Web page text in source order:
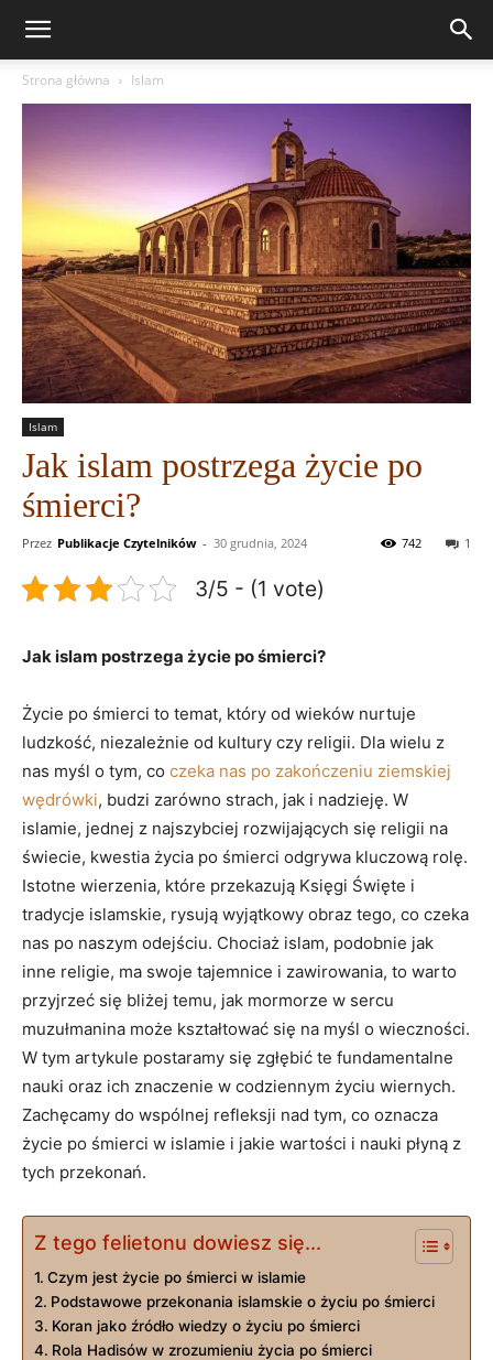
Strona główna Islam
Islam
Jak islam postrzega życie po
śmierci?
Przez Publikacje Czytelników - 30 grudnia, 2024 1
742
3/5 - (1 vote)
Jak islam postrzega życie ⁣po śmierci?
Życie po śmierci to temat, który od wieków nurtuje
ludzkość,​ niezależnie od kultury czy religii. Dla wielu z
nas myśl o tym, co czeka nas po zakończeniu ziemskiej
wędrówki, budzi zarówno strach, jak i nadzieję. W
islamie, jednej z najszybciej rozwijających się‍ religii na⁣
świecie, kwestia życia po śmierci odgrywa kluczową rolę.
Istotne wierzenia, które przekazują Księgi Święte i
tradycje islamskie, rysują wyjątkowy obraz tego, co czeka
nas po naszym odejściu. Chociaż islam, podobnie jak
inne religie, ma swoje tajemnice i zawirowania, to warto
przyjrzeć się bliżej temu, jak mormorze w sercu
muzułmanina może kształtować się na myśl ​o wieczności.
W tym artykule postaramy się⁤ zgłębić te fundamentalne
nauki oraz ich ‌znaczenie w codziennym życiu wiernych.
Zachęcamy ‍do wspólnej refleksji nad tym, co oznacza
życie po ‍śmierci w⁣ islamie i jakie wartości i nauki płyną z
tych przekonań.
Z tego felietonu dowiesz się...
Czym jest życie ⁤po śmierci w islamie
Podstawowe przekonania islamskie⁢ o życiu po śmierci
Koran jako źródło wiedzy o życiu po śmierci
Rola Hadisów‍ w zrozumieniu życia po śmierci